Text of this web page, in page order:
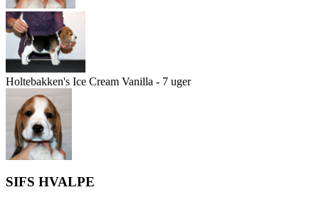
Holtebakken's Ice Cream Vanilla - 7 uger
SIFS HVALPE